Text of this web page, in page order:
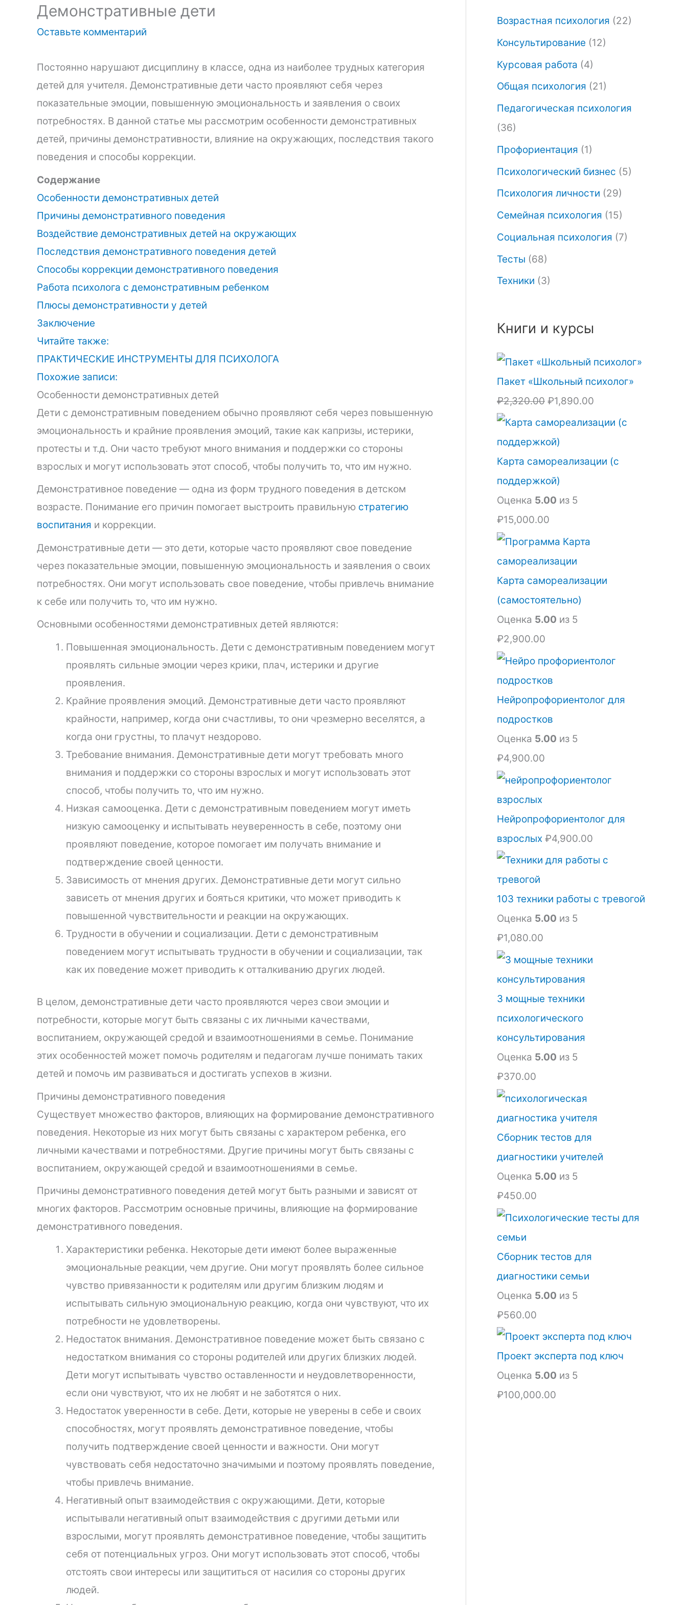
Демонстративные дети
Оставьте комментарий
Постоянно нарушают дисциплину в классе, одна из наиболее трудных категория
детей для учителя. Демонстративные дети часто проявляют себя через
показательные эмоции, повышенную эмоциональность и заявления о своих
потребностях. В данной статье мы рассмотрим особенности демонстративных
детей, причины демонстративности, влияние на окружающих, последствия такого
поведения и способы коррекции.
Содержание
Особенности демонстративных детей
Причины демонстративного поведения
Воздействие демонстративных детей на окружающих
Последствия демонстративного поведения детей
Способы коррекции демонстративного поведения
Работа психолога с демонстративным ребенком
Плюсы демонстративности у детей
Заключение
Читайте также:
ПРАКТИЧЕСКИЕ ИНСТРУМЕНТЫ ДЛЯ ПСИХОЛОГА
Похожие записи:
Особенности демонстративных детей
Дети с демонстративным поведением обычно проявляют себя через повышенную
эмоциональность и крайние проявления эмоций, такие как капризы, истерики,
протесты и т.д. Они часто требуют много внимания и поддержки со стороны
взрослых и могут использовать этот способ, чтобы получить то, что им нужно.
Демонстративное поведение — одна из форм трудного поведения в детском
возрасте. Понимание его причин помогает выстроить правильную стратегию
воспитания и коррекции.
Демонстративные дети — это дети, которые часто проявляют свое поведение
через показательные эмоции, повышенную эмоциональность и заявления о своих
потребностях. Они могут использовать свое поведение, чтобы привлечь внимание
к себе или получить то, что им нужно.
Основными особенностями демонстративных детей являются:
Повышенная эмоциональность. Дети с демонстративным поведением могут
проявлять сильные эмоции через крики, плач, истерики и другие
проявления.
Крайние проявления эмоций. Демонстративные дети часто проявляют
крайности, например, когда они счастливы, то они чрезмерно веселятся, а
когда они грустны, то плачут нездорово.
Требование внимания. Демонстративные дети могут требовать много
внимания и поддержки со стороны взрослых и могут использовать этот
способ, чтобы получить то, что им нужно.
Низкая самооценка. Дети с демонстративным поведением могут иметь
низкую самооценку и испытывать неуверенность в себе, поэтому они
проявляют поведение, которое помогает им получать внимание и
подтверждение своей ценности.
Зависимость от мнения других. Демонстративные дети могут сильно
зависеть от мнения других и бояться критики, что может приводить к
повышенной чувствительности и реакции на окружающих.
Трудности в обучении и социализации. Дети с демонстративным
поведением могут испытывать трудности в обучении и социализации, так
как их поведение может приводить к отталкиванию других людей.
В целом, демонстративные дети часто проявляются через свои эмоции и
потребности, которые могут быть связаны с их личными качествами,
воспитанием, окружающей средой и взаимоотношениями в семье. Понимание
этих особенностей может помочь родителям и педагогам лучше понимать таких
детей и помочь им развиваться и достигать успехов в жизни.
Причины демонстративного поведения
Существует множество факторов, влияющих на формирование демонстративного
поведения. Некоторые из них могут быть связаны с характером ребенка, его
личными качествами и потребностями. Другие причины могут быть связаны с
воспитанием, окружающей средой и взаимоотношениями в семье.
Причины демонстративного поведения детей могут быть разными и зависят от
многих факторов. Рассмотрим основные причины, влияющие на формирование
демонстративного поведения.
Характеристики ребенка. Некоторые дети имеют более выраженные
эмоциональные реакции, чем другие. Они могут проявлять более сильное
чувство привязанности к родителям или другим близким людям и
испытывать сильную эмоциональную реакцию, когда они чувствуют, что их
потребности не удовлетворены.
Недостаток внимания. Демонстративное поведение может быть связано с
недостатком внимания со стороны родителей или других близких людей.
Дети могут испытывать чувство оставленности и неудовлетворенности,
если они чувствуют, что их не любят и не заботятся о них.
Недостаток уверенности в себе. Дети, которые не уверены в себе и своих
способностях, могут проявлять демонстративное поведение, чтобы
получить подтверждение своей ценности и важности. Они могут
чувствовать себя недостаточно значимыми и поэтому проявлять поведение,
чтобы привлечь внимание.
Негативный опыт взаимодействия с окружающими. Дети, которые
испытывали негативный опыт взаимодействия с другими детьми или
взрослыми, могут проявлять демонстративное поведение, чтобы защитить
себя от потенциальных угроз. Они могут использовать этот способ, чтобы
отстоять свои интересы или защититься от насилия со стороны других
людей.
Возрастная психология (22)
Консультирование (12)
Курсовая работа (4)
Общая психология (21)
Педагогическая психология
(36)
Профориентация (1)
Психологический бизнес (5)
Психология личности (29)
Семейная психология (15)
Социальная психология (7)
Тесты (68)
Техники (3)
Книги и курсы
Пакет «Школьный психолог»
₽2,320.00
о
н
а
ч
л
ь
н
с
с
т
а
в
л
я
л
а
₽
2
,
3
2
0
₽1,890.00
я
ц
а
,
0
.
Карта самореализации (с
поддержкой)
Оценка 5.00 из 5
₽15,000.00
Карта самореализации
(самостоятельно)
Оценка 5.00 из 5
₽2,900.00
Нейропрофориентолог для
подростков
Оценка 5.00 из 5
₽4,900.00
Нейропрофориентолог для
взрослых ₽4,900.00
103 техники работы с тревогой
Оценка 5.00 из 5
₽1,080.00
3 мощные техники
психологического
консультирования
Оценка 5.00 из 5
₽370.00
Сборник тестов для
диагностики учителей
Оценка 5.00 из 5
₽450.00
Сборник тестов для
диагностики семьи
Оценка 5.00 из 5
₽560.00
Проект эксперта под ключ
Оценка 5.00 из 5
₽100,000.00